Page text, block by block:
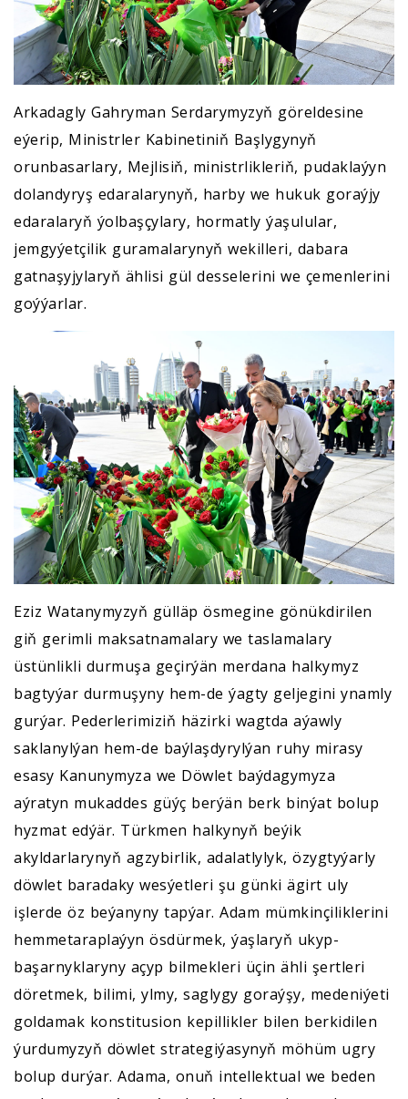
Arkadagly Gahryman Serdarymyzyň göreldesine
eýerip, Ministrler Kabinetiniň Başlygynyň
orunbasarlary, Mejlisiň, ministrlikleriň, pudaklaýyn
dolandyryş edaralarynyň, harby we hukuk goraýjy
edaralaryň ýolbaşçylary, hormatly ýaşulular,
jemgyýetçilik guramalarynyň wekilleri, dabara
gatnaşyjylaryň ählisi gül desselerini we çemenlerini
goýýarlar.
Eziz Watanymyzyň gülläp ösmegine gönükdirilen
giň gerimli maksatnamalary we taslamalary
üstünlikli durmuşa geçirýän merdana halkymyz
bagtyýar durmuşyny hem-de ýagty geljegini ynamly
gurýar. Pederlerimiziň häzirki wagtda aýawly
saklanylýan hem-de baýlaşdyrylýan ruhy mirasy
esasy Kanunymyza we Döwlet baýdagymyza
aýratyn mukaddes güýç berýän berk binýat bolup
hyzmat edýär. Türkmen halkynyň beýik
akyldarlarynyň agzybirlik, adalatlylyk, özygtyýarly
döwlet baradaky wesýetleri şu günki ägirt uly
işlerde öz beýanyny tapýar. Adam mümkinçiliklerini
hemmetaraplaýyn ösdürmek, ýaşlaryň ukyp-
başarnyklaryny açyp bilmekleri üçin ähli şertleri
döretmek, bilimi, ylmy, saglygy goraýşy, medeniýeti
goldamak konstitusion kepillikler bilen berkidilen
ýurdumyzyň döwlet strategiýasynyň möhüm ugry
bolup durýar. Adama, onuň intellektual we beden